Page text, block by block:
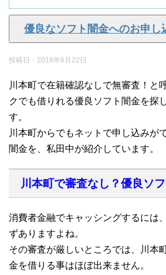
優良なソフト闇金へのお申し
投稿日： 2018年6月22日
川本町で在籍確認なしで無審査！と
クでも借りれる優良ソフト闇金を探
す。
川本町からでもネットで申し込みが
闇金を、私田中が紹介しています。
川本町で審査なし？優良ソフ
消費者金融でキャッシングするには
ずありますよね。
その審査が厳しいところでは、川本
金を借りる事はほぼ出来ません。